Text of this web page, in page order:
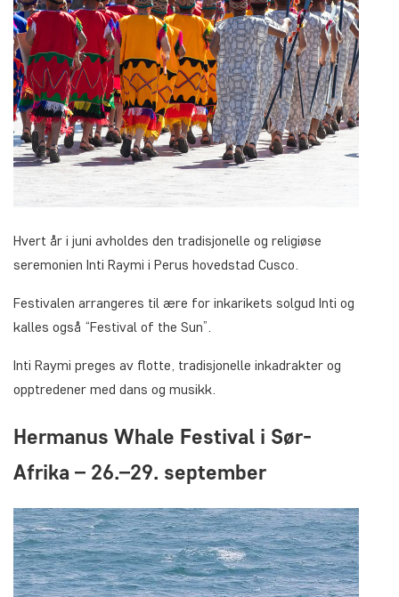
Hvert år i juni avholdes den tradisjonelle og religiøse
seremonien Inti Raymi i Perus hovedstad Cusco.
Festivalen arrangeres til ære for inkarikets solgud Inti og
kalles også “Festival of the Sun”.
Inti Raymi preges av flotte, tradisjonelle inkadrakter og
opptredener med dans og musikk.
Hermanus Whale Festival i Sør-
Afrika – 26.–29. september